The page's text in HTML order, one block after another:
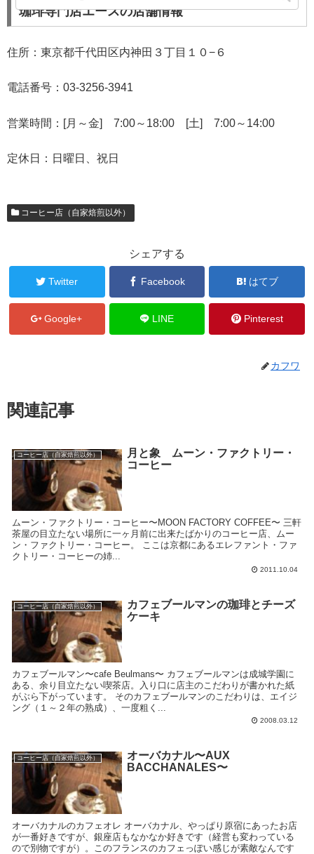
珈琲専門店エースの店舗情報
住所：東京都千代田区内神田３丁目１０−６
電話番号：03-3256-3941
営業時間：[月～金] 7:00～18:00 [土] 7:00～14:00
定休日：日曜日、祝日
コーヒー店（自家焙煎以外）
シェアする
Twitter Facebook はてブ
Google+ LINE Pinterest
カフワ
関連記事
コーヒー店（自家焙煎以外）
月と象 ムーン・ファクトリー・
コーヒー
ムーン・ファクトリー・コーヒー〜MOON FACTORY COFFEE〜 三軒
茶屋の目立たない場所に一ヶ月前に出来たばかりのコーヒー店、ムー
ン・ファクトリー・コーヒー。 ここは京都にあるエレファント・ファ
クトリー・コーヒーの姉...
2011.10.04
コーヒー店（自家焙煎以外）
カフェブールマンの珈琲とチーズ
ケーキ
カフェブールマン〜cafe Beulmans〜 カフェブールマンは成城学園に
ある、余り目立たない喫茶店。入り口に店主のこだわりが書かれた紙
がぶら下がっています。 そのカフェブールマンのこだわりは、エイジ
ング（１～２年の熟成）、一度粗く...
2008.03.12
コーヒー店（自家焙煎以外）
オーバカナル〜AUX
BACCHANALES〜
オーバカナルのカフェオレ オーバカナル、やっぱり原宿にあったお店
が一番好きですが、銀座店もなかなか好きです（経営も変わっている
ので別物ですが）。このフランスのカフェっぽい感じが素敵なんです